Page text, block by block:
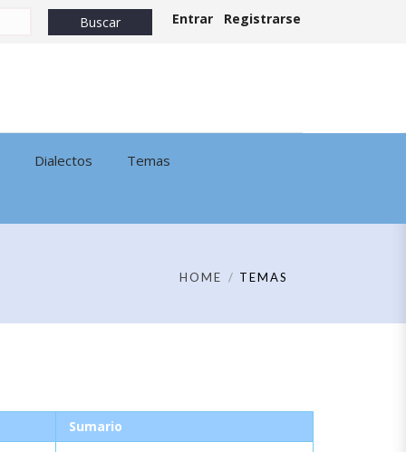
Entrar Registrarse
Dialectos Temas
HOME TEMAS
Sumario